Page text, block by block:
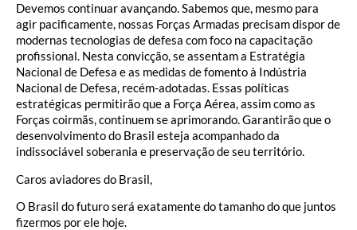
Devemos continuar avançando. Sabemos que, mesmo para
agir pacificamente, nossas Forças Armadas precisam dispor de
modernas tecnologias de defesa com foco na capacitação
profissional. Nesta convicção, se assentam a Estratégia
Nacional de Defesa e as medidas de fomento à Indústria
Nacional de Defesa, recém-adotadas. Essas políticas
estratégicas permitirão que a Força Aérea, assim como as
Forças coirmãs, continuem se aprimorando. Garantirão que o
desenvolvimento do Brasil esteja acompanhado da
indissociável soberania e preservação de seu território.
Caros aviadores do Brasil,
O Brasil do futuro será exatamente do tamanho do que juntos
fizermos por ele hoje.